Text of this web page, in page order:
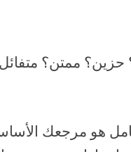
ممتن؟
هو مرجعك